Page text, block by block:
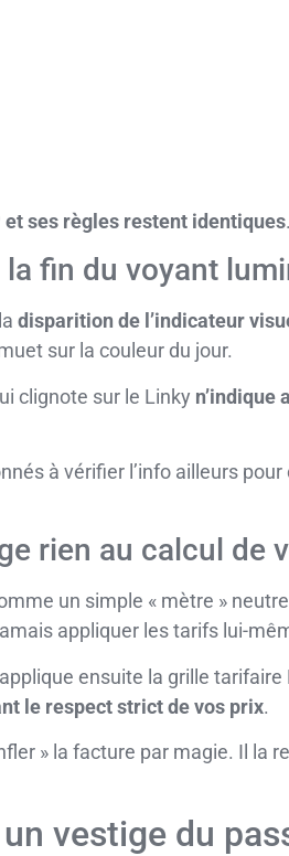
ses règles restent identiques
fin du voyant
disparition de l’indicateur
sur la couleur du jour.
clignote sur le Linky n’indique
à vérifier l’info ailleurs
rien au calcul de
un simple « mètre »
appliquer les tarifs lui-
ensuite la grille
le respect strict de vos prix.
» la facture par magie. Il la
vestige du